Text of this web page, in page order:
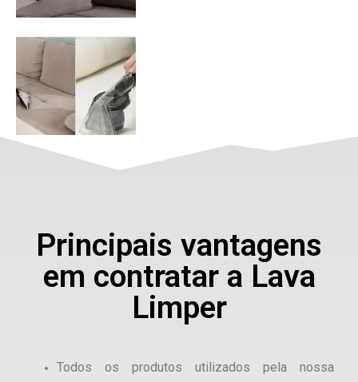
Principais vantagens
em contratar a Lava
Limper
Todos os produtos utilizados pela nossa